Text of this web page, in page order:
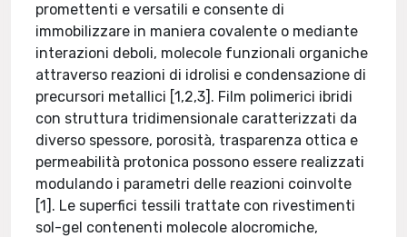
promettenti e versatili e consente di
immobilizzare in maniera covalente o mediante
interazioni deboli, molecole funzionali organiche
attraverso reazioni di idrolisi e condensazione di
precursori metallici [1,2,3]. Film polimerici ibridi
con struttura tridimensionale caratterizzati da
diverso spessore, porosità, trasparenza ottica e
permeabilità protonica possono essere realizzati
modulando i parametri delle reazioni coinvolte
[1]. Le superfici tessili trattate con rivestimenti
sol-gel contenenti molecole alocromiche,